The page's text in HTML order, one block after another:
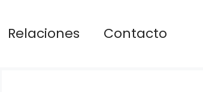
Relaciones Contacto